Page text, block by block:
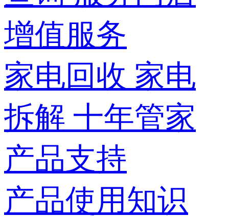
增值服务
家电回收 家电
拆解 十年管家
产品支持
产品使用知识